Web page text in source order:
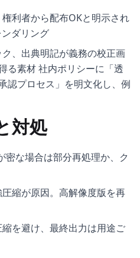
利者から配布OKと明示され
ダリング
、出典明記が義務の校正画
る素材 社内ポリシーに「透
認プロセス」を明文化し、例
対処
密な場合は部分再処理か、ク
縮が原因。高解像度版を再
を避け、最終出力は用途ご